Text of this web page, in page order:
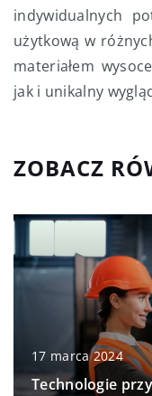
indywidualnych
użytkową w
materiałem
jak i unikalny
ZOBACZ
17 marca 2024
Technologie